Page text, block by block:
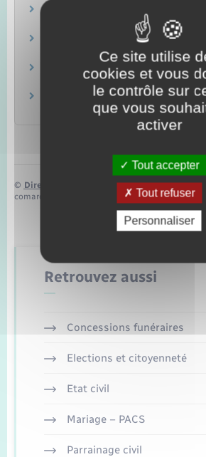
Papiers – Citoyenneté – Élections
Papiers – Citoyenneté – Élections
Livret de famille
Papiers – Citoyenneté – Élections
Allocation versée en cas de
Famille – Scolarité
© Direction de l’information légale et
comarquage developpé par baseo.io
Retrouvez aussi
Concessions funéraires
Elections et citoyenneté
Etat civil
Mariage – PACS
Parrainage civil
Ce site utilise
cookies et vous
le contrôle sur
que vous
activer
Tout accepter
Tout refuser
Personnaliser